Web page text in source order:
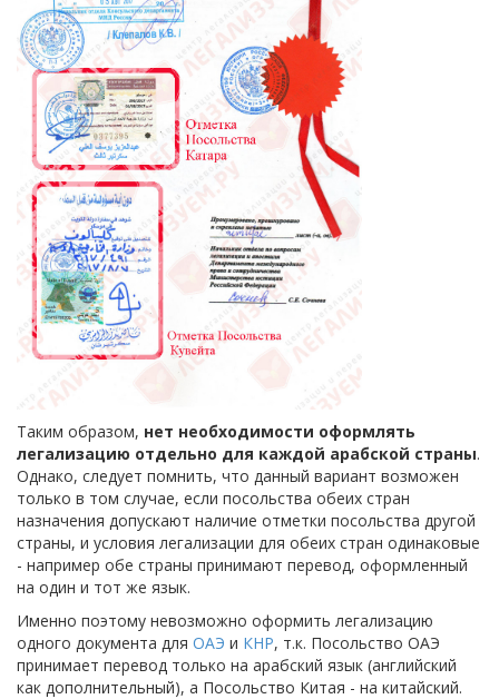
Таким образом, нет необходимости оформлять
легализацию отдельно для каждой арабской страны.
Однако, следует помнить, что данный вариант возможен
только в том случае, если посольства обеих стран
назначения допускают наличие отметки посольства другой
страны, и условия легализации для обеих стран одинаковые
- например обе страны принимают перевод, оформленный
на один и тот же язык.
Именно поэтому невозможно оформить легализацию
одного документа для ОАЭ и КНР, т.к. Посольство ОАЭ
принимает перевод только на арабский язык (английский
как дополнительный), а Посольство Китая - на китайский.